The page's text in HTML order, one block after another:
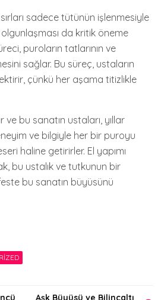
sadece tütünün işlenmesiyle
olgunlaşması da kritik öneme
puroların tatlarının ve
sağlar. Bu süreç, ustaların
çünkü her aşama titizlikle
ve bu sanatın ustaları, yıllar
ve bilgiyle her bir puroyu
haline getirirler. El yapımı
bu ustalık ve tutkunun bir
bu sanatın büyüsünü
Aşk Büyüsü ve Bilinçaltı